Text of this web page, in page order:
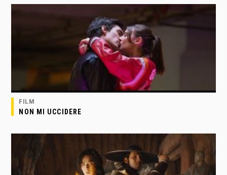
FILM
NON MI UCCIDERE